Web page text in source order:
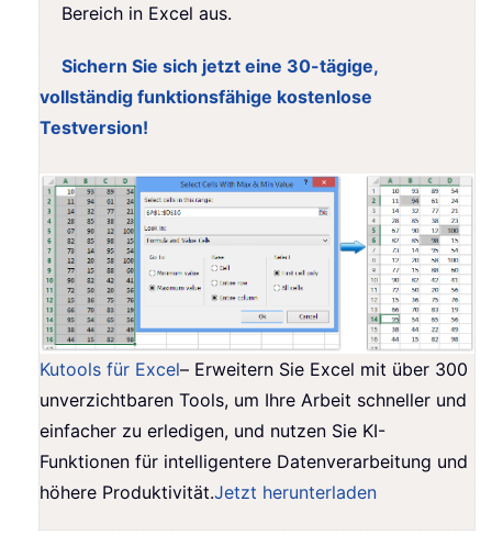
Bereich in Excel aus.
Sichern Sie sich jetzt eine 30-tägige,
vollständig funktionsfähige kostenlose
Testversion!
Kutools für Excel– Erweitern Sie Excel mit über 300
unverzichtbaren Tools, um Ihre Arbeit schneller und
einfacher zu erledigen, und nutzen Sie KI-
Funktionen für intelligentere Datenverarbeitung und
höhere Produktivität.Jetzt herunterladen